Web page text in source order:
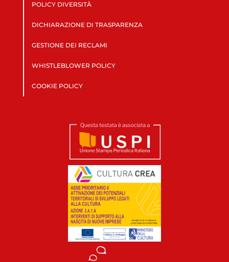
POLICY DIVERSITÀ
DICHIARAZIONE DI TRASPARENZA
GESTIONE DEI RECLAMI
WHISTLEBLOWER POLICY
COOKIE POLICY